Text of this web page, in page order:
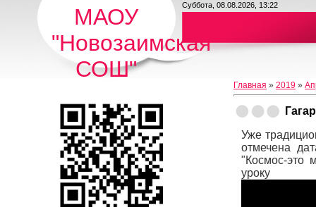
МАОУ
"Новозаимская
СОШ"
Суббота, 08.08.2026, 13:22
Главная » 2019 »
Уже
отмечена
"Космос-это
уроку